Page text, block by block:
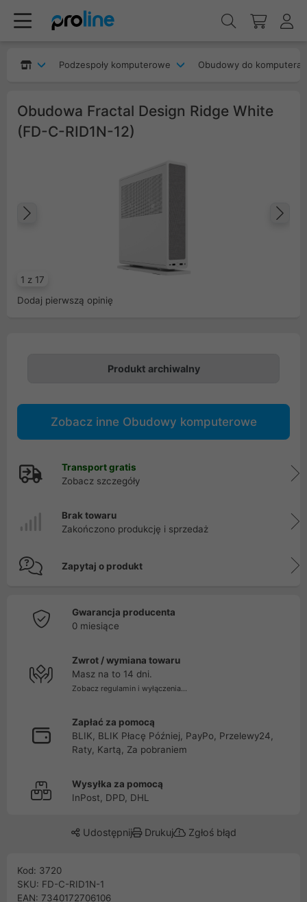
Podzespoły komputerowe Obudowy do komputera
Obudowa Fractal Design Ridge White
(FD-C-RID1N-12)
1 z 17
Dodaj pierwszą opinię
Produkt archiwalny
Zobacz inne Obudowy komputerowe
Transport gratis
Zobacz szczegóły
Brak towaru
Zakończono produkcję i sprzedaż
Zapytaj o produkt
Gwarancja producenta
0 miesiące
Zwrot / wymiana towaru
Masz na to 14 dni.
Zobacz regulamin i wyłączenia...
Zapłać za pomocą
BLIK, BLIK Płacę Później, PayPo, Przelewy24,
Raty, Kartą, Za pobraniem
Wysyłka za pomocą
InPost, DPD, DHL
Udostępnij Drukuj Zgłoś błąd
Kod: 3720
SKU: FD-C-RID1N-1
EAN: 7340172706106